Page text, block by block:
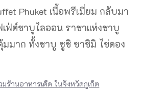
Phuket เนื้อพรีเมี่ยม กลับมา
ฟ่ต์ชาบูไลออน ราชาแห่งชาบู
มมาก ทั้งชาบู ซูชิ ซาชิมิ ไข่ดอง
มร้านอาหารเด็ด ในจังหวัดภูเก็ต